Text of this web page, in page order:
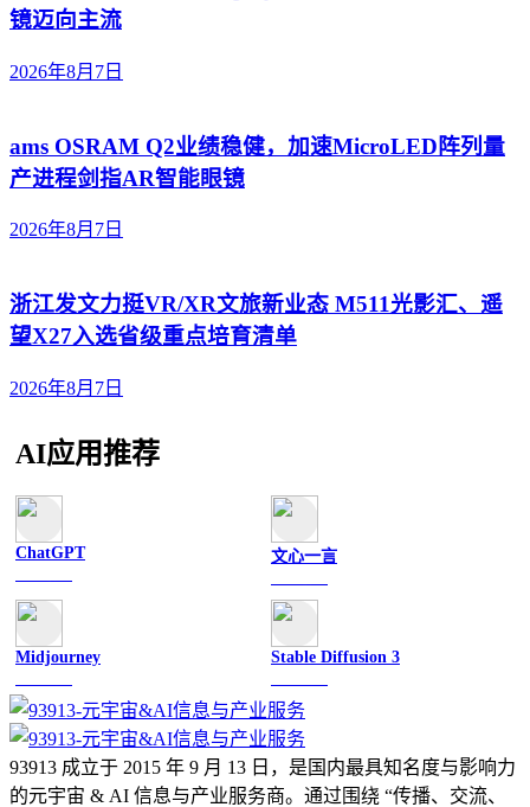
镜迈向主流
2026年8月7日
ams OSRAM Q2业绩稳健，加速MicroLED阵列量
产进程剑指AR智能眼镜
2026年8月7日
浙江发文力挺VR/XR文旅新业态 M511光影汇、遥
望X27入选省级重点培育清单
2026年8月7日
AI应用推荐
ChatGPT 文心一言
Midjourney Stable Diffusion 3
93913 成立于 2015 年 9 月 13 日，是国内最具知名度与影响力
的元宇宙 & AI 信息与产业服务商。通过围绕 “传播、交流、